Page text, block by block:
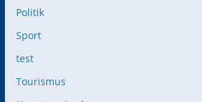
Politik
Sport
test
Tourismus